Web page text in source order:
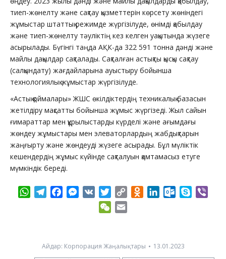
тиеп-жөнелту және сақтау қызметтерін көрсету жөніндегі
жұмыстар штаттық режимде жүргізілуде, өнімді қабылдау
және тиеп-жөнелту тәуліктің кез келген уақытында жүзеге
асырылады. Бүгінгі таңда АҚК-да 322 591 тонна дәнді және
майлы дақылдар сақталады. Сақталған астықты қысқы сақтау
(салқындату) жағдайларына ауыстыру бойынша
технологиялық жұмыстар жүргізілуде.
«Астық қоймалары» ЖШС өкілдіктердің техникалық базасын
жетілдіру мақсатты бойынша жұмыс жүргізеді. Жыл сайын
ғимараттар мен құрылыстарды күрделі және ағымдағы
жөндеу жұмыстары мен элеваторлардың жабдықтарын
жаңғырту және жөндеуді жүзеге асырады. Бұл мүліктік
кешендердің жұмыс күйінде сақталуын қамтамасыз етуге
мүмкіндік береді.
WhatsApp
TelegramFacebookMessenger
VK Twitter
Copy
Odnoklassniki
LinkedInOutlook.com
Skype
WeChat
Айдар: Корпорация Жаңалықтары
13.01.2023